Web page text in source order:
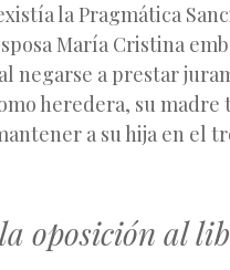
la Pragmática
María Cristina
negarse a prestar
heredera, su madre
a su hija en el
oposición al